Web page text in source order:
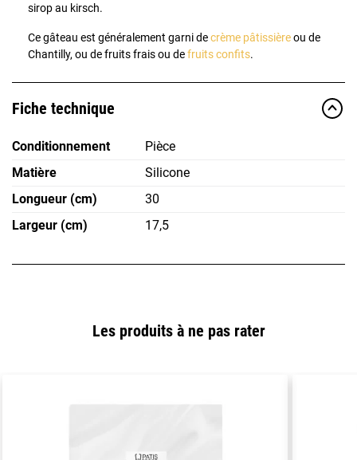
sirop au kirsch.
Ce gâteau est généralement garni decrème pâtissièreou de
Chantilly, ou de fruits frais ou defruits confits.
Fiche technique
Conditionnement
Pièce
Matière
Silicone
Longueur (cm)
30
Largeur (cm)
17,5
Les produits à ne pas rater